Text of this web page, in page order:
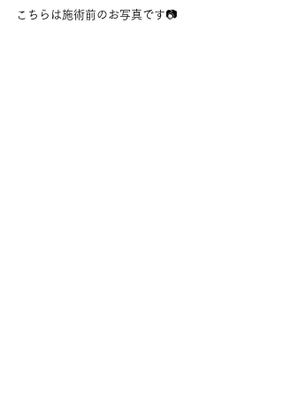
こちらは施術前のお写真です📷